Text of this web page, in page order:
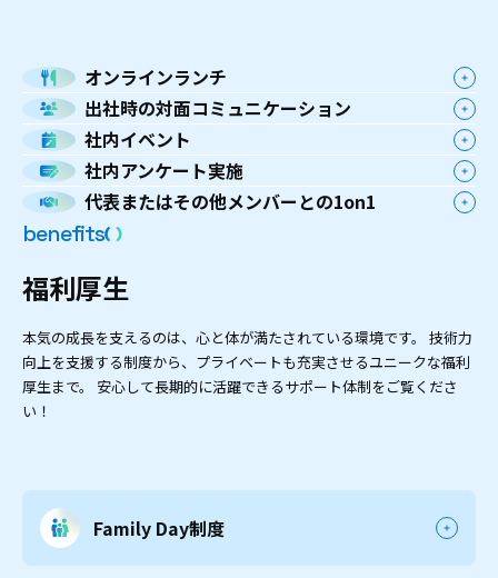
オンラインランチ
出社時の対面コミュニケーション
社内イベント
社内アンケート実施
代表またはその他メンバーとの1on1
benefits
福利厚生
本気の成長を支えるのは、心と体が満たされている環境です。
技術力
向上を支援する制度から、プライベートも充実させるユニークな福利
厚生まで。
安心して長期的に活躍できるサポート体制をご覧くださ
い！
Family Day制度